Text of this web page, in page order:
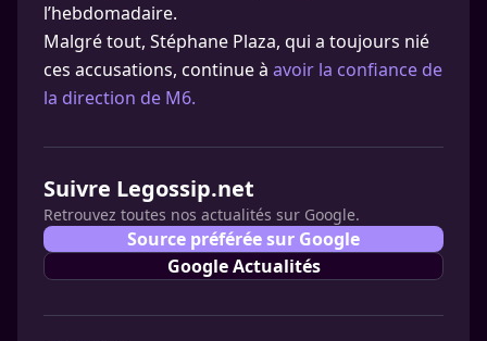
l’hebdomadaire.
Malgré tout, Stéphane Plaza, qui a toujours nié
ces accusations, continue à avoir la confiance de
la direction de M6.
Suivre Legossip.net
Retrouvez toutes nos actualités sur Google.
Source préférée sur Google
Google Actualités